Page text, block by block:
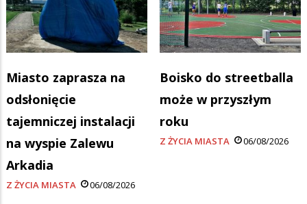
Miasto zaprasza na
odsłonięcie
tajemniczej instalacji
na wyspie Zalewu
Arkadia
Z ŻYCIA MIASTA 06/08/2026
Boisko do streetballa
może w przyszłym
roku
Z ŻYCIA MIASTA 06/08/2026